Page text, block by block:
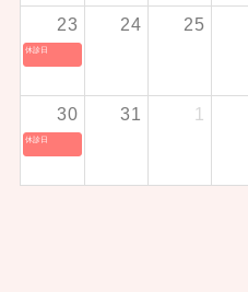
23
休診日
24 25
30
休診日
31 1